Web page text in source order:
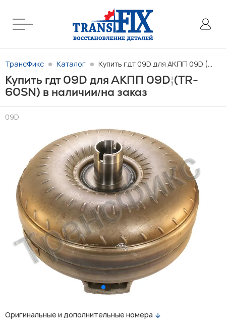
ТрансФикс Каталог Купить гдт 09D для АКПП 09D (TR-60SN) в наличии/на заказ
Купить гдт 09D для АКПП 09D (TR-
60SN) в наличии/на заказ
09D
Оригинальные и дополнительные номера